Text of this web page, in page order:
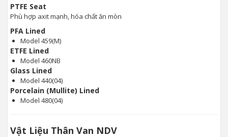
PTFE Seat
Phù hợp axit mạnh, hóa chất ăn mòn
PFA Lined
Model 459(M)
ETFE Lined
Model 460NB
Glass Lined
Model 440(04)
Porcelain (Mullite) Lined
Model 480(04)
Vật Liệu Thân Van NDV